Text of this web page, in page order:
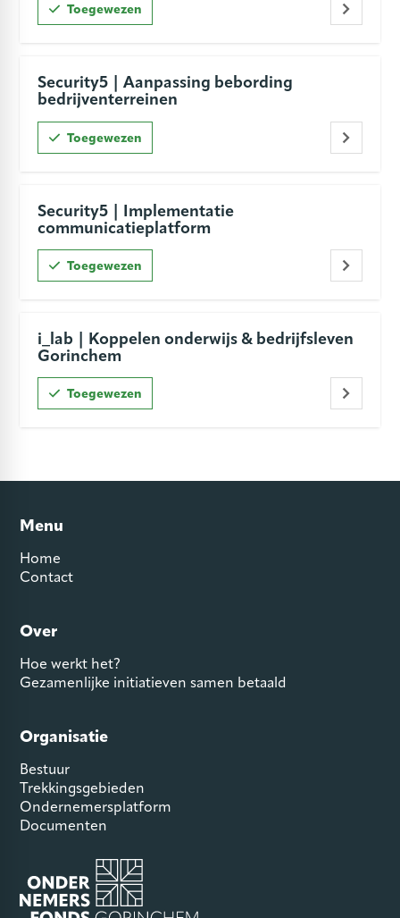
Toegewezen
Security5 | Aanpassing bebording
bedrijventerreinen
Toegewezen
Security5 | Implementatie
communicatieplatform
Toegewezen
i_lab | Koppelen onderwijs & bedrijfsleven
Gorinchem
Toegewezen
Menu
Home
Contact
Over
Hoe werkt het?
Gezamenlijke initiatieven samen betaald
Organisatie
Bestuur
Trekkingsgebieden
Ondernemersplatform
Documenten